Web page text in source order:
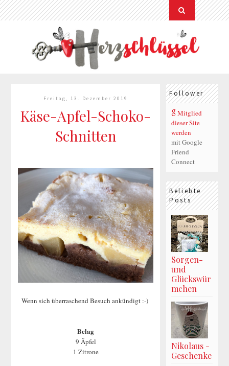
Freitag, 13. Dezember 2019
Käse-Apfel-Schoko-
Schnitten
Wenn sich überraschend Besuch ankündigt :-)
Belag
9 Äpfel
1 Zitrone
Follower
Mitglied
dieser Site
werden
mit Google
Friend
Connect
Beliebte
Posts
Sorgen-
und
Glückswür
mchen
Nikolaus -
Geschenke